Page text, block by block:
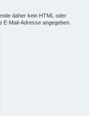
daher kein HTML oder
E-Mail-Adresse angegeben.